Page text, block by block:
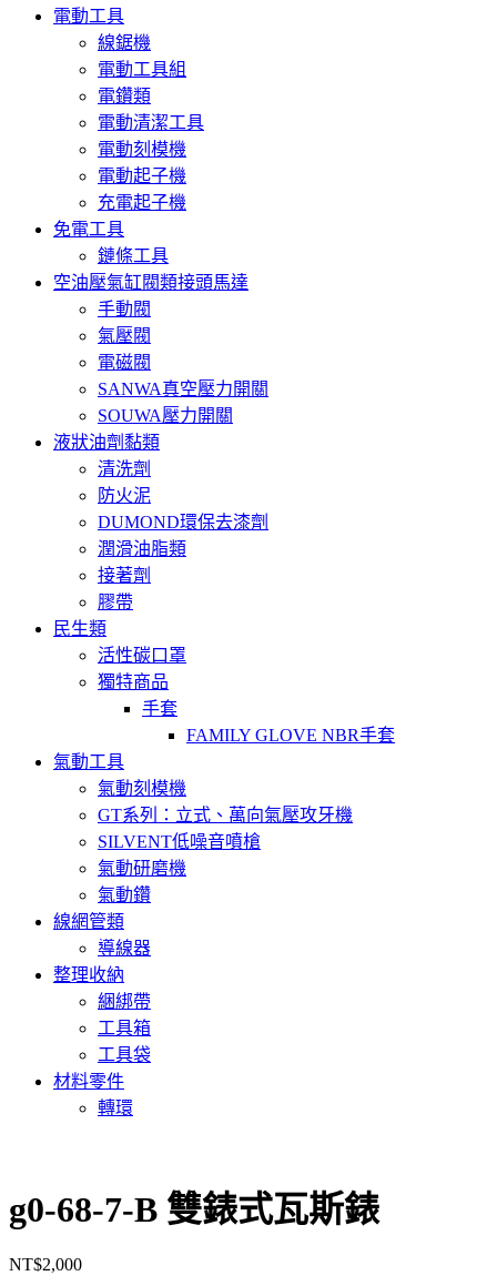
電動工具
線鋸機
電動工具組
電鑽類
電動清潔工具
電動刻模機
電動起子機
充電起子機
免電工具
鏈條工具
空油壓氣缸閥類接頭馬達
手動閥
氣壓閥
電磁閥
SANWA真空壓力開關
SOUWA壓力開關
液狀油劑黏類
清洗劑
防火泥
DUMOND環保去漆劑
潤滑油脂類
接著劑
膠帶
民生類
活性碳口罩
獨特商品
手套
FAMILY GLOVE NBR手套
氣動工具
氣動刻模機
GT系列：立式、萬向氣壓攻牙機
SILVENT低噪音噴槍
氣動研磨機
氣動鑽
線網管類
導線器
整理收納
綑綁帶
工具箱
工具袋
材料零件
轉環
g0-68-7-B 雙錶式瓦斯錶
NT$2,000